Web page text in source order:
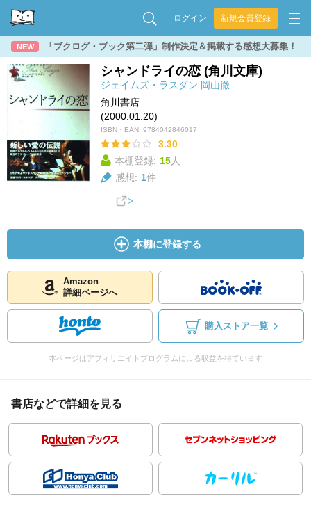
ログイン 新規会員登録
NEW 「ブクログ・ブック第二弾」制作決定＆掲載する感想大募集！
シャンドライの恋 (角川文庫)
ジェイムズ・ラスダン 岡山徹
角川書店
(2000.01.20)
ISBN・EAN: 9784042846017
3.30
本棚登録: 15人
感想: 1件
本棚に登録する
Amazon
詳細ページへ
購入ストア一覧
本ページはアフィリエイトプログラムによる収益を得ています
書店などで詳細を見る